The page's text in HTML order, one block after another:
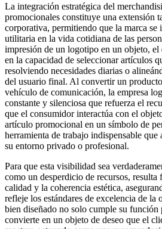
La integración estratégica del
promocionales constituye una extensión
corporativa, permitiendo que la marca se
utilitaria en la vida cotidiana de las
impresión de un logotipo en un objeto, el
en la capacidad de seleccionar artículos
resolviendo necesidades diarias o
del usuario final. Al convertir un
vehículo de comunicación, la empresa
constante y silenciosa que refuerza el
que el consumidor interactúa con el
artículo promocional en un símbolo de
herramienta de trabajo indispensable
su entorno privado o profesional.
Para que esta visibilidad sea
como un desperdicio de recursos,
calidad y la coherencia estética,
refleje los estándares de excelencia de
bien diseñado no solo cumple su función
convierte en un objeto de deseo que el